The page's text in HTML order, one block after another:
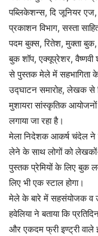
पब्लिकेशन्स, दि जूनियर एज,
प्रकाशन विभाग, सस्ता
पदम बुक्स, रितेश, मुक्ता
बुक शॉप, एक्यूप्रेशर,
से पुस्तक मेले में सहभागिता
उद्घाटन समारोह, लेखक से
मुशायरा सांस्कृतिक
लगाया जा रहा है।
मेला निदेशक आकर्ष चंदेल ने
लेने के साथ लोगों को
पुस्तक प्रेमियों के लिए बुक
लिए भी एक स्टाल होगा।
मेले के बारे में सहसंयोजक व
हवेलिया ने बताया कि
और एकदम फ्री इण्ट्री